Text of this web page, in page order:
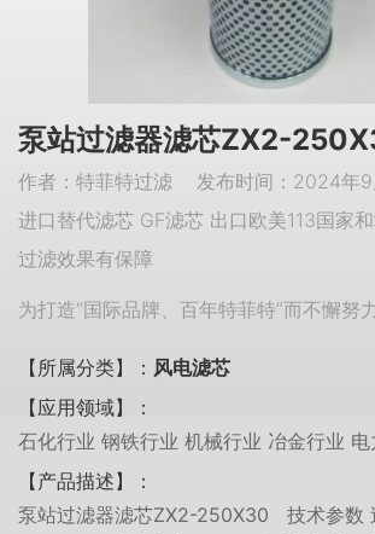
泵站过滤器滤芯ZX2-
作者：特菲特过滤 发布时间：2024年9
进口替代滤芯 GF滤芯 出口欧美113国家
过滤效果有保障
为打造“国际品牌、百年特菲特”而不懈努
【所属分类】： 风电滤芯
【应用领域】：
石化行业 钢铁行业 机械行业 冶金行业 电
【产品描述】：
泵站过滤器滤芯ZX2-250X30 技术参数